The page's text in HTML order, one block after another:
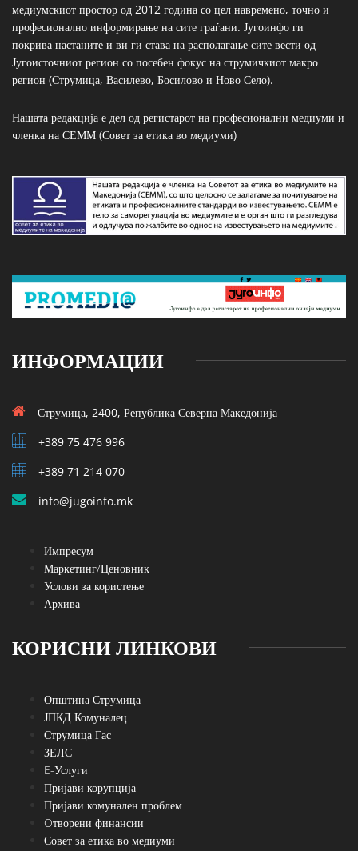
медиумскиот простор од 2012 година со цел навремено, точно и
професионално информирање на сите граѓани. Југоинфо ги
покрива настаните и ви ги става на располагање сите вести од
Југоисточниот регион со посебен фокус на струмичкиот макро
регион (Струмица, Василево, Босилово и Ново Село).
Нашата редакција е дел од регистарот на професионални медиуми и
членка на СЕММ (Совет за етика во медиуми)
ИНФОРМАЦИИ
Струмица, 2400, Република Северна Македонија
+389 75 476 996
+389 71 214 070
info@jugoinfo.mk
Импресум
Маркетинг/Ценовник
Услови за користење
Архива
КОРИСНИ ЛИНКОВИ
Општина Струмица
ЈПКД Комуналец
Струмица Гас
ЗЕЛС
E-Услуги
Пријави корупција
Пријави комунален проблем
Oтворени финансии
Совет за етика во медиуми